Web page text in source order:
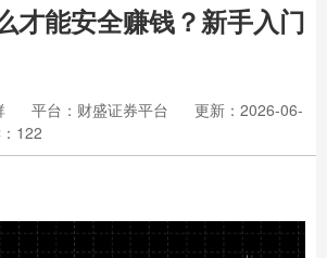
才能安全赚钱？新手入门
平台：财盛证券平台
更新：2026-06-
122